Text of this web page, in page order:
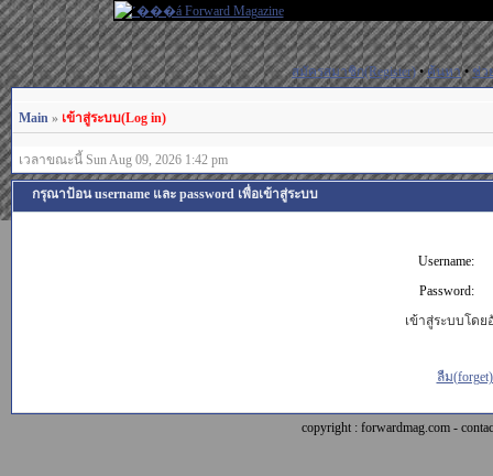
สมัครสมาชิก(Register)•ค้นหา•ช่ว
Main » เข้าสู่ระบบ(Log in)
เวลาขณะนี้ Sun Aug 09, 2026 1:42 pm
กรุณาป้อน username และ password เพื่อเข้าสู่ระบบ
Username:
Password:
เข้าสู่ระบบโดย
ลืม
copyright : forwardmag.com -